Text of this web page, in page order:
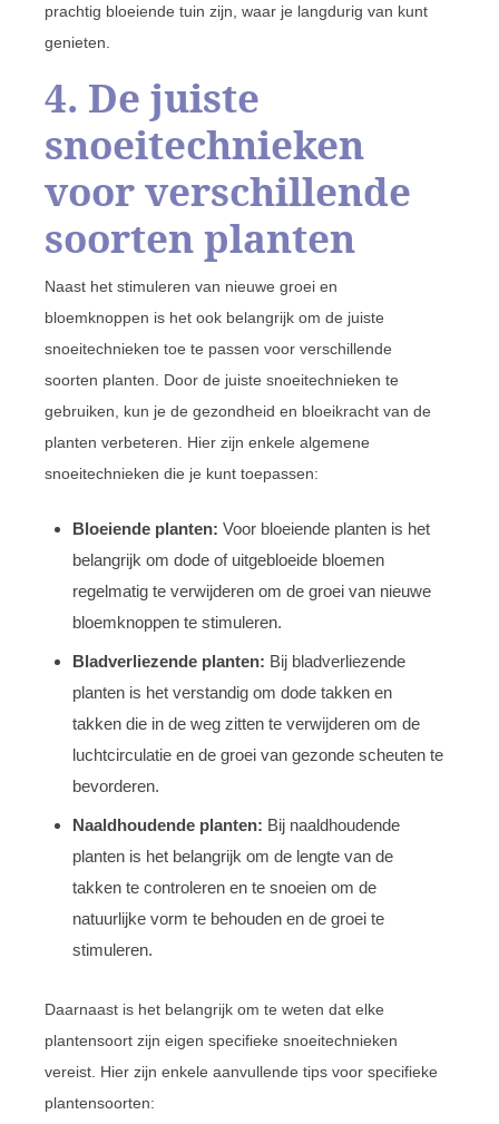
prachtig bloeiende tuin zijn, waar je langdurig van kunt
genieten.
4. De juiste
snoeitechnieken
voor verschillende
soorten planten
Naast het stimuleren van nieuwe groei en
bloemknoppen is het ook belangrijk om de juiste
snoeitechnieken toe te passen voor verschillende
soorten planten. Door de juiste snoeitechnieken te
gebruiken, kun je de gezondheid en bloeikracht van de
planten verbeteren. Hier zijn enkele algemene
snoeitechnieken die je kunt toepassen:
Bloeiende planten: Voor bloeiende planten is het
belangrijk om dode of uitgebloeide bloemen
regelmatig te verwijderen om de groei van nieuwe
bloemknoppen te stimuleren.
Bladverliezende planten: Bij bladverliezende
planten is het verstandig om dode takken en
takken die in de weg zitten te verwijderen om de
luchtcirculatie en de groei van gezonde scheuten te
bevorderen.
Naaldhoudende planten: Bij naaldhoudende
planten is het belangrijk om de lengte van de
takken te controleren en te snoeien om de
natuurlijke vorm te behouden en de groei te
stimuleren.
Daarnaast is het belangrijk om te weten dat elke
plantensoort zijn eigen specifieke snoeitechnieken
vereist. Hier zijn enkele aanvullende tips voor specifieke
plantensoorten: